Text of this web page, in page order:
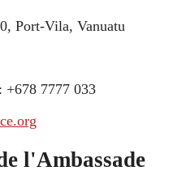
Port-Vila, Vanuatu
: +678 7777 033
l'Ambassade